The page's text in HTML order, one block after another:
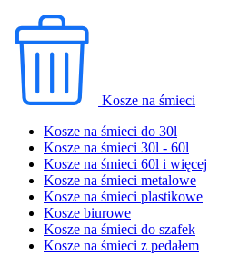
Kosze na śmieci
Kosze na śmieci do 30l
Kosze na śmieci 30l - 60l
Kosze na śmieci 60l i więcej
Kosze na śmieci metalowe
Kosze na śmieci plastikowe
Kosze biurowe
Kosze na śmieci do szafek
Kosze na śmieci z pedałem